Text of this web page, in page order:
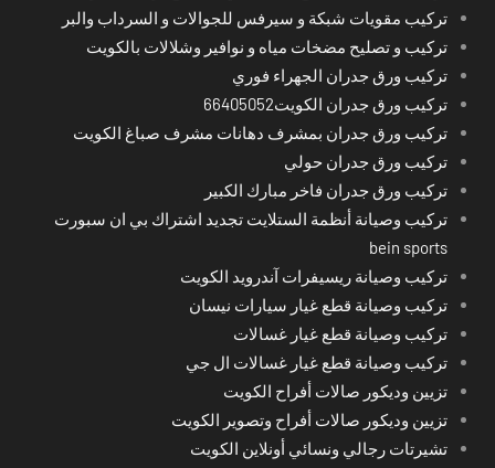
تركيب مقويات شبكة و سيرفس للجوالات و السرداب والبر
تركيب و تصليح مضخات مياه و نوافير وشلالات بالكويت
تركيب ورق جدران الجهراء فوري
تركيب ورق جدران الكويت66405052
تركيب ورق جدران بمشرف دهانات مشرف صباغ الكويت
تركيب ورق جدران حولي
تركيب ورق جدران فاخر مبارك الكبير
تركيب وصيانة أنظمة الستلايت تجديد اشتراك بي ان سبورت
bein sports
تركيب وصيانة ريسيفرات آندرويد الكويت
تركيب وصيانة قطع غيار سيارات نيسان
تركيب وصيانة قطع غيار غسالات
تركيب وصيانة قطع غيار غسالات ال جي
تزيين وديكور صالات أفراح الكويت
تزيين وديكور صالات أفراح وتصوير الكويت
تشيرتات رجالي ونسائي أونلاين الكويت